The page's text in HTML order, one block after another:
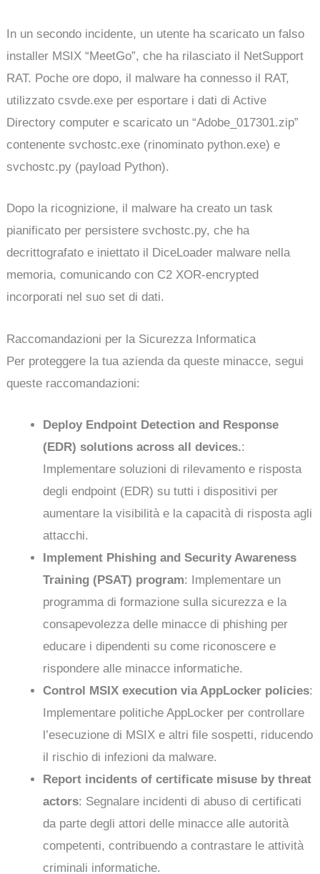
In un secondo incidente, un utente ha scaricato un falso
installer MSIX “MeetGo”, che ha rilasciato il NetSupport
RAT. Poche ore dopo, il malware ha connesso il RAT,
utilizzato csvde.exe per esportare i dati di Active
Directory computer e scaricato un “Adobe_017301.zip”
contenente svchostc.exe (rinominato python.exe) e
svchostc.py (payload Python).
Dopo la ricognizione, il malware ha creato un task
pianificato per persistere svchostc.py, che ha
decrittografato e iniettato il DiceLoader malware nella
memoria, comunicando con C2 XOR-encrypted
incorporati nel suo set di dati.
Raccomandazioni per la Sicurezza Informatica
Per proteggere la tua azienda da queste minacce, segui
queste raccomandazioni:
Deploy Endpoint Detection and Response
(EDR) solutions across all devices.:
Implementare soluzioni di rilevamento e risposta
degli endpoint (EDR) su tutti i dispositivi per
aumentare la visibilità e la capacità di risposta agli
attacchi.
Implement Phishing and Security Awareness
Training (PSAT) program: Implementare un
programma di formazione sulla sicurezza e la
consapevolezza delle minacce di phishing per
educare i dipendenti su come riconoscere e
rispondere alle minacce informatiche.
Control MSIX execution via AppLocker policies:
Implementare politiche AppLocker per controllare
l’esecuzione di MSIX e altri file sospetti, riducendo
il rischio di infezioni da malware.
Report incidents of certificate misuse by threat
actors: Segnalare incidenti di abuso di certificati
da parte degli attori delle minacce alle autorità
competenti, contribuendo a contrastare le attività
criminali informatiche.